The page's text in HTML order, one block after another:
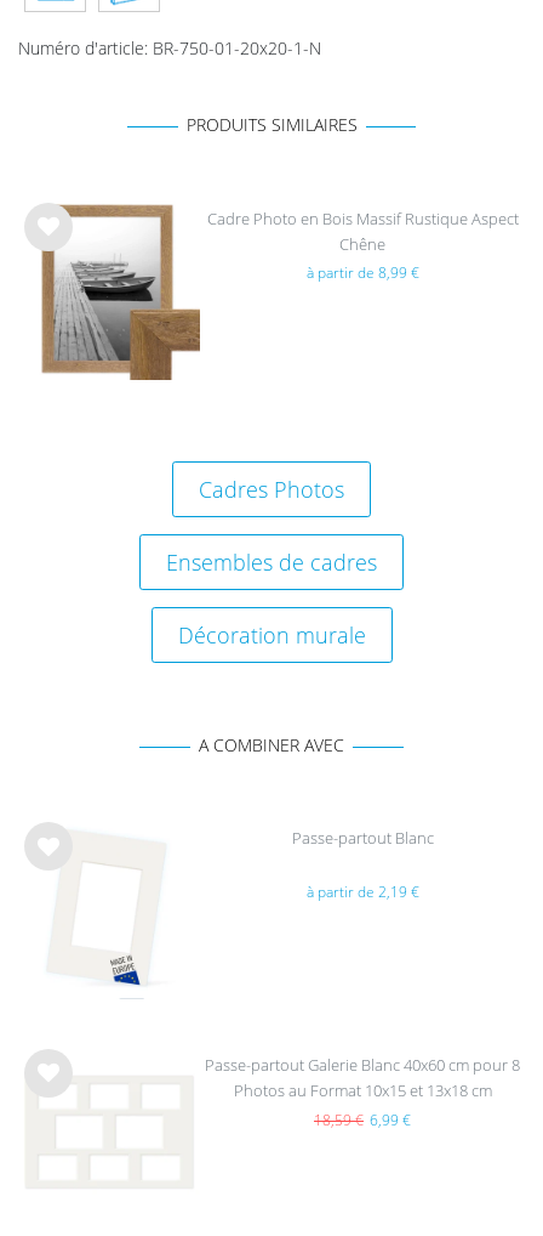
Numéro d'article: BR-750-01-20x20-1-N
PRODUITS SIMILAIRES
List
e de
sou
hait
Cadre Photo en Bois Massif Rustique Aspect
Chêne
à partir de 8,99 €
Cadres Photos
Ensembles de cadres
Décoration murale
A COMBINER AVEC
List
Passe-partout Blanc
à partir de 2,19 €
List
Passe-partout Galerie Blanc 40x60 cm pour 8
Photos au Format 10x15 et 13x18 cm
18,59 € 6,99 €